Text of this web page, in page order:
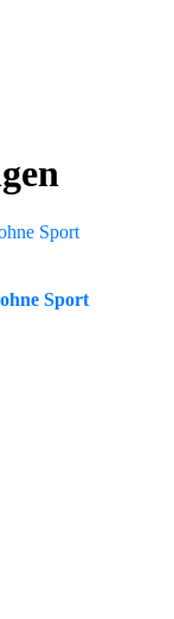
Sport